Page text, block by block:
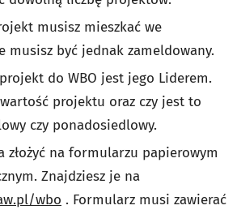
musisz mieszkać we
musisz być jednak zameldowany.
do WBO jest jego Liderem.
projektu oraz czy jest to
czy ponadosiedlowy.
złożyć na formularzu papierowym
Znajdziesz je na
wbo . Formularz musi zawierać